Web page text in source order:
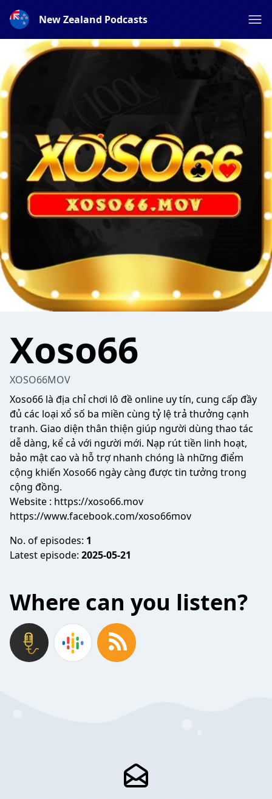
New Zealand Podcasts
Xoso66
XOSO66MOV
Xoso66 là địa chỉ chơi lô đề online uy tín, cung cấp đầy
đủ các loại xổ số ba miền cùng tỷ lệ trả thưởng cạnh
tranh. Giao diện thân thiện giúp người dùng thao tác
dễ dàng, kể cả với người mới. Nạp rút tiền linh hoạt,
bảo mật cao và hỗ trợ nhanh chóng là những điểm
cộng khiến Xoso66 ngày càng được tin tưởng trong
cộng đồng.
Website : https://xoso66.mov
https://www.facebook.com/xoso66mov
No. of episodes: 1
Latest episode: 2025-05-21
Where can you listen?